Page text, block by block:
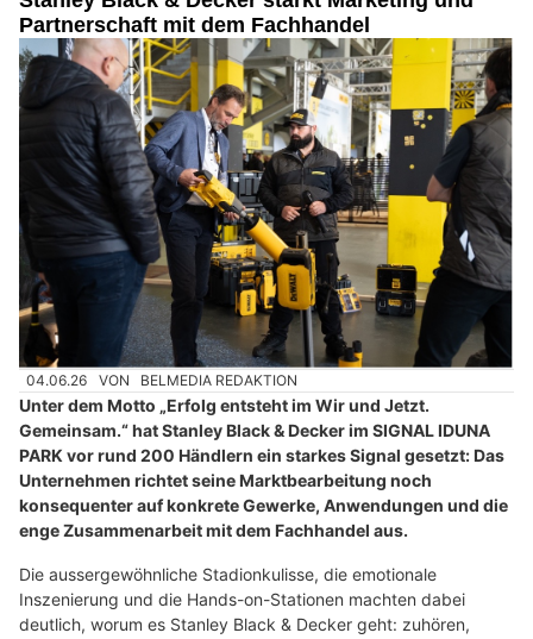
Partnerschaft mit dem Fachhandel
04.06.26 VON BELMEDIA REDAKTION
Unter dem Motto „Erfolg entsteht im Wir und Jetzt.
Gemeinsam.“ hat Stanley Black & Decker im SIGNAL IDUNA
PARK vor rund 200 Händlern ein starkes Signal gesetzt: Das
Unternehmen richtet seine Marktbearbeitung noch
konsequenter auf konkrete Gewerke, Anwendungen und die
enge Zusammenarbeit mit dem Fachhandel aus.
Die aussergewöhnliche Stadionkulisse, die emotionale
Inszenierung und die Hands-on-Stationen machten dabei
deutlich, worum es Stanley Black & Decker geht: zuhören,